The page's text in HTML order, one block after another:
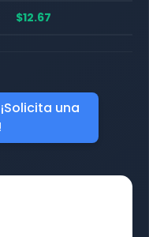
$12.67
una